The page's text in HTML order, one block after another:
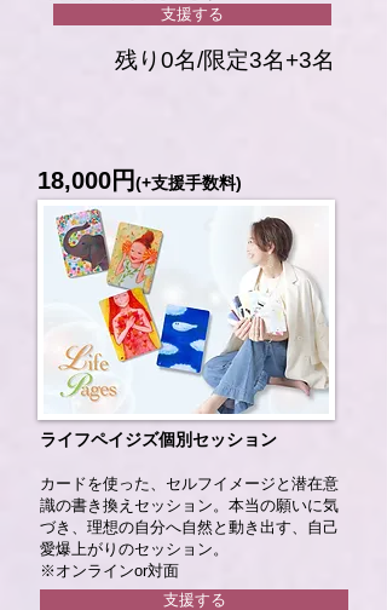
支援する
残り0名/限定3名+3名
18,000円(+支援手数料)
ライフペイジズ個別セッション
​カードを使った、セルフイメージと潜在意
識の書き換えセッション。本当の願いに気
づき、理想の自分へ自然と動き出す、自己
愛爆上がりのセッション。
※オンラインor対面
支援する